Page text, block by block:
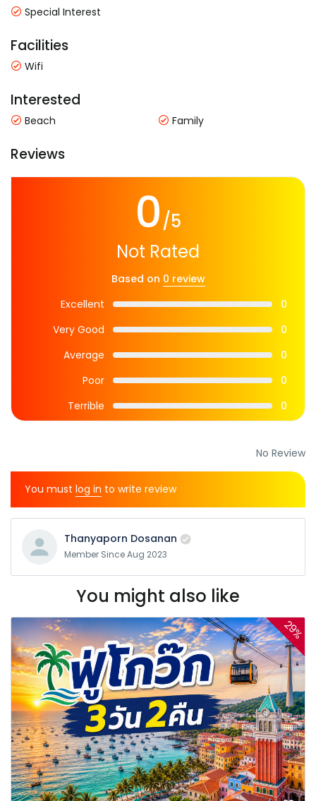
Special Interest
Facilities
Wifi
Interested
Beach Family
Reviews
0/5
Not Rated
Based on 0 review
Excellent
0
Very Good
0
Average
0
Poor
0
Terrible
0
No Review
You must log in to write review
Thanyaporn Dosanan
Member Since Aug 2023
You might also like
29%